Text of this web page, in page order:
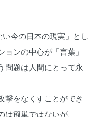
今の日本の現実」とし
ンの中心が「言葉」
問題は人間にとって永
撃をなくすことができ
簡単ではないが、